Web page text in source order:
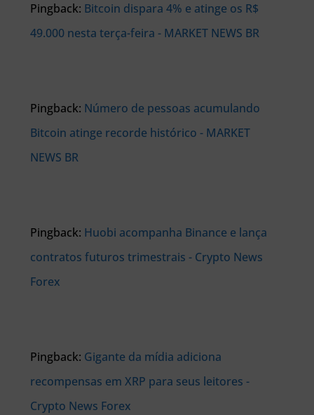
Pingback: Bitcoin dispara 4% e atinge os R$
49.000 nesta terça-feira - MARKET NEWS BR
Pingback: Número de pessoas acumulando
Bitcoin atinge recorde histórico - MARKET
NEWS BR
Pingback: Huobi acompanha Binance e lança
contratos futuros trimestrais - Crypto News
Forex
Pingback: Gigante da mídia adiciona
recompensas em XRP para seus leitores -
Crypto News Forex